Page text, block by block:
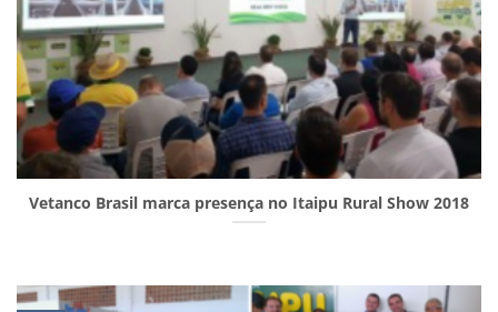
Vetanco Brasil marca presença no Itaipu Rural Show 2018